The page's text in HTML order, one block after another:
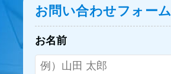
お問い合わせフォーム
お名前